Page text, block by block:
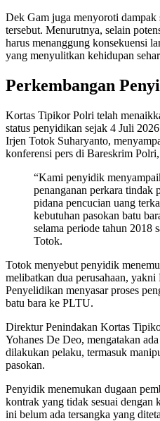
Dek Gam juga menyoroti dampak
tersebut. Menurutnya, selain
harus menanggung konsekuensi
yang menyulitkan kehidupan
Perkembangan
Kortas Tipikor Polri telah
status penyidikan sejak 4 Juli
Irjen Totok Suharyanto,
konferensi pers di Bareskrim
“Kami penyidik
penanganan perkara tindak
pidana pencucian uang
kebutuhan pasokan batu
selama periode tahun 2018
Totok.
Totok menyebut penyidik
melibatkan dua perusahaan,
Penyelidikan menyasar proses
batu bara ke PLTU.
Direktur Penindakan Kortas
Yohanes De Deo, mengatakan
dilakukan pelaku, termasuk
pasokan.
Penyidik menemukan dugaan
kontrak yang tidak sesuai dengan
ini belum ada tersangka yang